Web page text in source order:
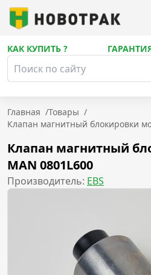
КАК КУПИТЬ ?
Главная /Товары /
Клапан магнитный блокировки
Клапан магнитный
MAN 0801L600
Производитель: EBS